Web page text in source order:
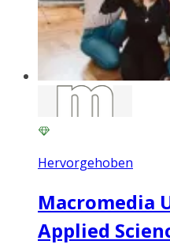
Hervorgehoben
Macromedia
Applied